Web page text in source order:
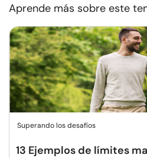
Aprende más sobre este
Superando los desafíos
13 Ejemplos de límites